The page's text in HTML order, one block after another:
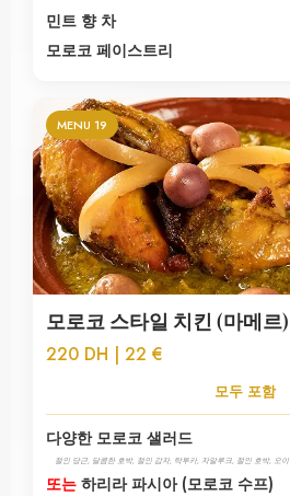
민트 향 차
모로코 페이스트리
MENU 19
모로코 스타일 치킨 (마메르)
220 DH | 22 €
모두 포함
다양한 모로코 샐러드
절인 당근, 달콤한 호박, 절인 감자, 탁투카, 자알루크, 절인 호박, 오이
또는 하리라 파시아 (모로코 수프)